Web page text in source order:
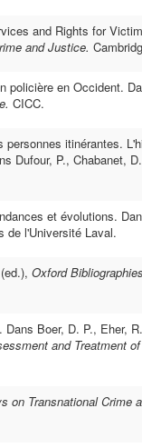
and Rights for
and Justice.
policière en Occident.
CICC.
itinérantes.
Dufour, P., Chabanet,
et évolutions.
de l'Université Laval.
Oxford
Boer, D. P., Eher,
and Treatment
on Transnational Crime